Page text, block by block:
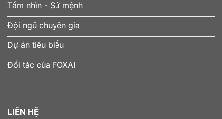
Tầm nhìn - Sứ mệnh
Đội ngũ chuyên gia
Dự án tiêu biểu
Đối tác của FOXAI
LIÊN HỆ